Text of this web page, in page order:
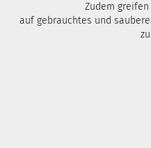
Zudem
auf gebrauchtes und